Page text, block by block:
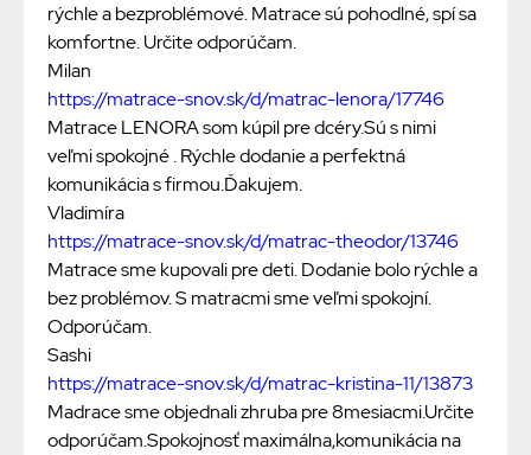
rýchle a bezproblémové. Matrace sú pohodlné, spí sa
komfortne. Určite odporúčam.
Milan
https://matrace-snov.sk/d/matrac-lenora/17746
Matrace LENORA som kúpil pre dcéry.Sú s nimi
veľmi spokojné . Rýchle dodanie a perfektná
komunikácia s firmou.Ďakujem.
Vladimíra
https://matrace-snov.sk/d/matrac-theodor/13746
Matrace sme kupovali pre deti. Dodanie bolo rýchle a
bez problémov. S matracmi sme veľmi spokojní.
Odporúčam.
Sashi
https://matrace-snov.sk/d/matrac-kristina-11/13873
Madrace sme objednali zhruba pre 8mesiacmi.Určite
odporúčam.Spokojnosť maximálna,komunikácia na